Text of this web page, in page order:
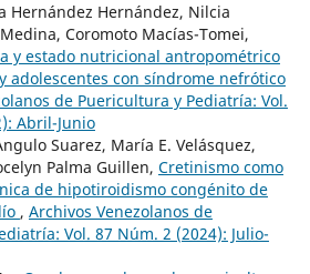
Hernández Hernández, Nilcia
Coromoto Macías-Tomei,
y estado nutricional antropométrico
adolescentes con síndrome nefrótico
de Puericultura y Pediatría: Vol.
Abril-Junio
Suarez, María E. Velásquez,
Palma Guillen, Cretinismo como
de hipotiroidismo congénito de
, Archivos Venezolanos de
Vol. 87 Núm. 2 (2024): Julio-